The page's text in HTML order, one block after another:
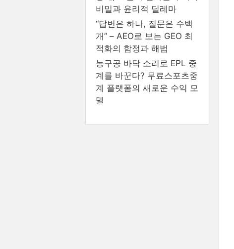
비밀과 윤리적 딜레마
“답변은 하나, 질문은 수백
개” – AEO로 보는 GEO 최
적화의 함정과 해법
농구공 바닥 소리로 EPL 중
계를 바꾼다? 무료스포츠중
계 플랫폼의 새로운 수익 모
델